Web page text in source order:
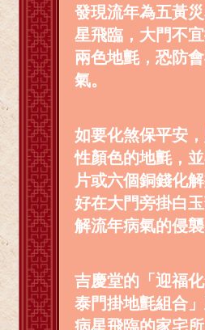
發現流年為五黃
星飛臨，大門不
兩色地氈，恐防
氣。
如要化煞保平安
性顏色的地氈，
片或六個銅錢化
好在大門旁掛白
解流年病氣的侵襲
吉慶堂的「迎福
泰門掛地氈組合
病星飛臨的家宅